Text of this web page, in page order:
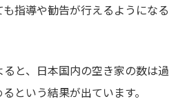
指導や勧告が行えるようになる
と、日本国内の空き家の数は過
という結果が出ています。